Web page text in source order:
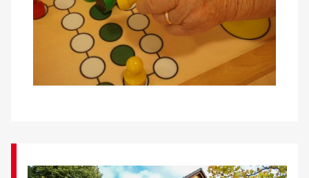
Kontakt
AWO BB Süd